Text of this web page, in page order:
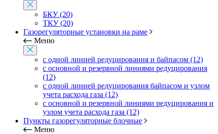
БКУ (20)
ТКУ (20)
Газорегуляторные установки на раме
Меню
с одной линией редуцирования и байпасом (12)
с основной и резервной линиями редуцирования
(12)
с одной линией редуцирования байпасом и узлом
учета расхода газа (12)
с основной и резервной линиями редуцирования и
узлом учета расхода газа (12)
Пункты газорегуляторные блочные
Меню